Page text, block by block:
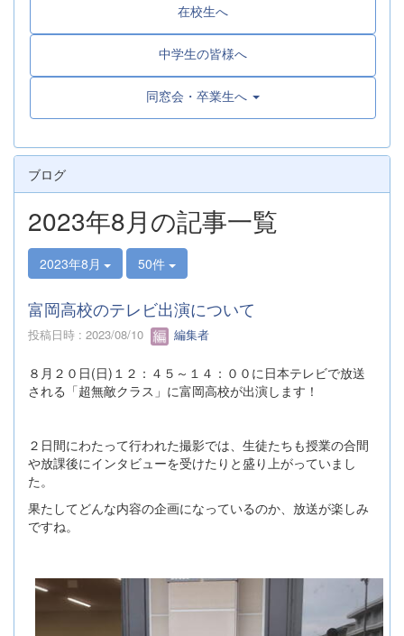
在校生へ
中学生の皆様へ
同窓会・卒業生へ
ブログ
2023年8月の記事一覧
2023年8月 50件
富岡高校のテレビ出演について
投稿日時 : 2023/08/10 編集者
８月２０日(日)１２：４５～１４：００に日本テレビで放送
される「超無敵クラス」に富岡高校が出演します！
２日間にわたって行われた撮影では、生徒たちも授業の合間
や放課後にインタビューを受けたりと盛り上がっていまし
た。
果たしてどんな内容の企画になっているのか、放送が楽しみ
ですね。